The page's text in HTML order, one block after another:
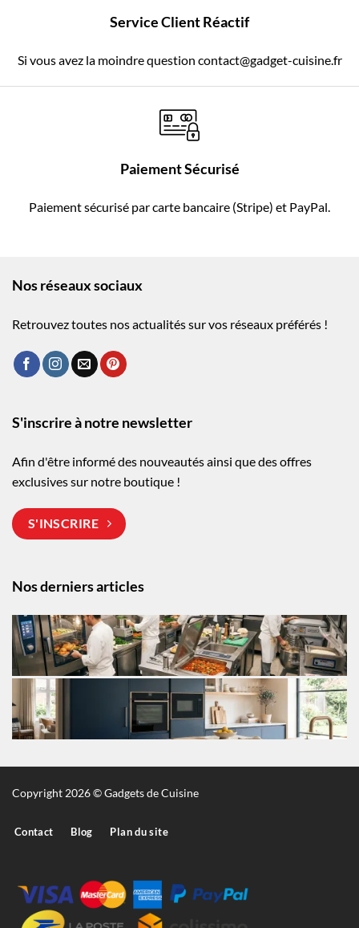
Service Client Réactif
Si vous avez la moindre question contact@gadget-cuisine.fr
Paiement Sécurisé
Paiement sécurisé par carte bancaire (Stripe) et PayPal.
Nos réseaux sociaux
Retrouvez toutes nos actualités sur vos réseaux préférés !
Nos derniers articles
S'inscrire à notre newsletter
Afin d'être informé des nouveautés ainsi que des offres
exclusives sur notre boutique !
S'INSCRIRE
Copyright 2026 © Gadgets de Cuisine
Contact Blog Plan du site